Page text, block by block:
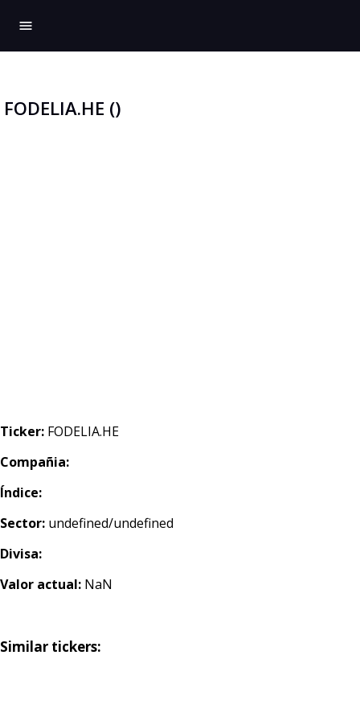
menu
FODELIA.HE ()
Ticker: FODELIA.HE
Compañia:
Índice:
Sector: undefined/undefined
Divisa:
Valor actual: NaN
Similar tickers: